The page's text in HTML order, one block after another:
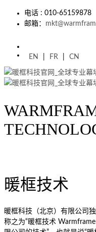
电话 : 010-65159878
邮箱：
EN FR CN
暖框技术
暖框科技（北京）有限公司
称之为“暖框技术